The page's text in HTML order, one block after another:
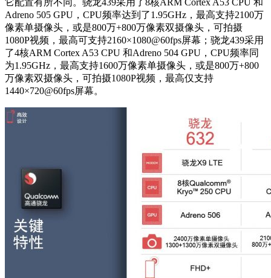
它配置有所不同。骁龙439采用了8核ARM Cortex A53 CPU 和
Adreno 505 GPU，CPU频率达到了1.95GHz，最高支持2100万
像素单摄像头，或是800万+800万像素双摄像头，可拍摄
1080P视频，最高可支持2160×1080@60fps屏幕；骁龙439采用
了4核ARM Cortex A53 CPU 和Adreno 504 GPU，CPU频率同
为1.95GHz，最高支持1600万像素单摄像头，或是800万+800
万像素双摄像头，可拍摄1080P视频，最高仅支持
1440×720@60fps屏幕。